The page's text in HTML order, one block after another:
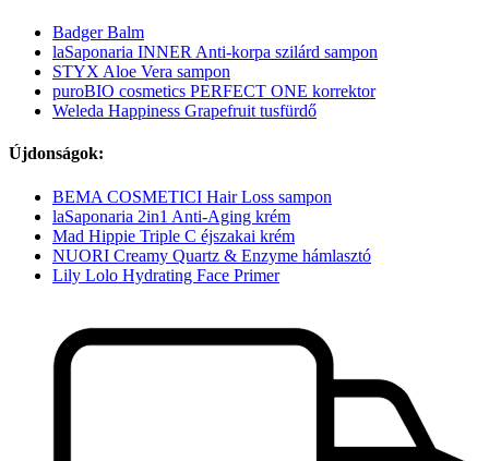
Badger Balm
laSaponaria INNER Anti-korpa szilárd sampon
STYX Aloe Vera sampon
puroBIO cosmetics PERFECT ONE korrektor
Weleda Happiness Grapefruit tusfürdő
Újdonságok:
BEMA COSMETICI Hair Loss sampon
laSaponaria 2in1 Anti-Aging krém
Mad Hippie Triple C éjszakai krém
NUORI Creamy Quartz & Enzyme hámlasztó
Lily Lolo Hydrating Face Primer